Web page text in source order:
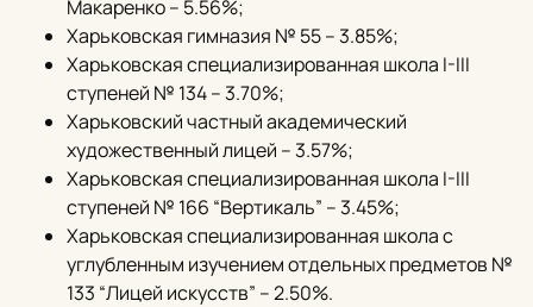
Макаренко – 5.56%;
Харьковская гимназия № 55 – 3.85%;
Харьковская специализированная школа I-III
ступеней № 134 – 3.70%;
Харьковский частный академический
художественный лицей – 3.57%;
Харьковская специализированная школа I-III
ступеней № 166 “Вертикаль” – 3.45%;
Харьковская специализированная школа с
углубленным изучением отдельных предметов №
133 “Лицей искусств” – 2.50%.